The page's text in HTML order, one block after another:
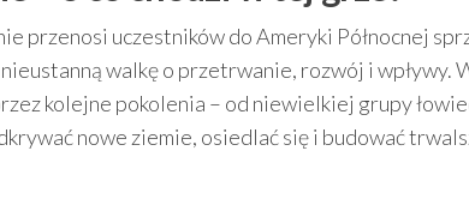
przenosi uczestników do Ameryki Północnej
walkę o przetrwanie, rozwój i wpływy.
kolejne pokolenia – od niewielkiej grupy
nowe ziemie, osiedlać się i budować